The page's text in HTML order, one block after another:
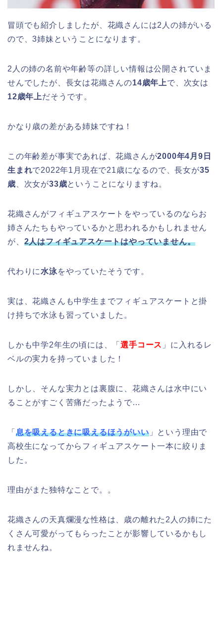
冒頭でも紹介しましたが、花織さんには2人の姉がいる
ので、3姉妹ということになります。
2人の姉の名前や年齢等の詳しい情報は公開されていま
せんでしたが、長女は花織さんの14歳年上で、次女は
12歳年上だそうです。
かなり歳の差がある姉妹ですね！
この年齢差が事実であれば、花織さんが2000年4月9日
生まれで2022年1月現在で21歳になるので、長女が35
歳 、次女が33歳ということになりますね。
花織さんがフィギュアスケートをやっているのならお
姉さんたちもやっているかと思われるかもしれません
が、 2人はフィギュアスケートはやっていません。
代わりに 水泳をやっていたそうです。
実は、花織さんも中学生までフィギュアスケートと掛
け持ちで水泳も習っていました。
しかも中学2年生の頃には、「選手コース 」に入れるレ
ベルの実力を持っていました！
しかし、そんな実力とは裏腹に、花織さんは水中にい
ることがすごく苦痛だったようで…
「 息を吸えるときに吸えるほうがいい」という理由で
高校生になってからフィギュアスケート一本に絞りま
した。
理由がまた独特なことで。。
花織さんの天真爛漫な性格は、歳の離れた2人の姉にた
くさん可愛がってもらったことが影響しているかもし
れませんね。